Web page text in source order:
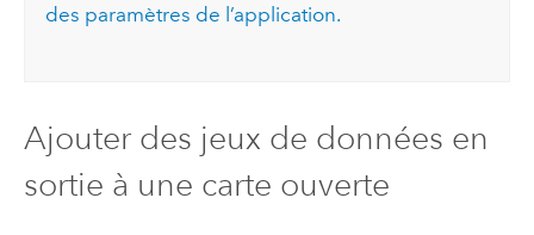
des paramètres de l’application.
Ajouter des jeux de données en
sortie à une carte ouverte